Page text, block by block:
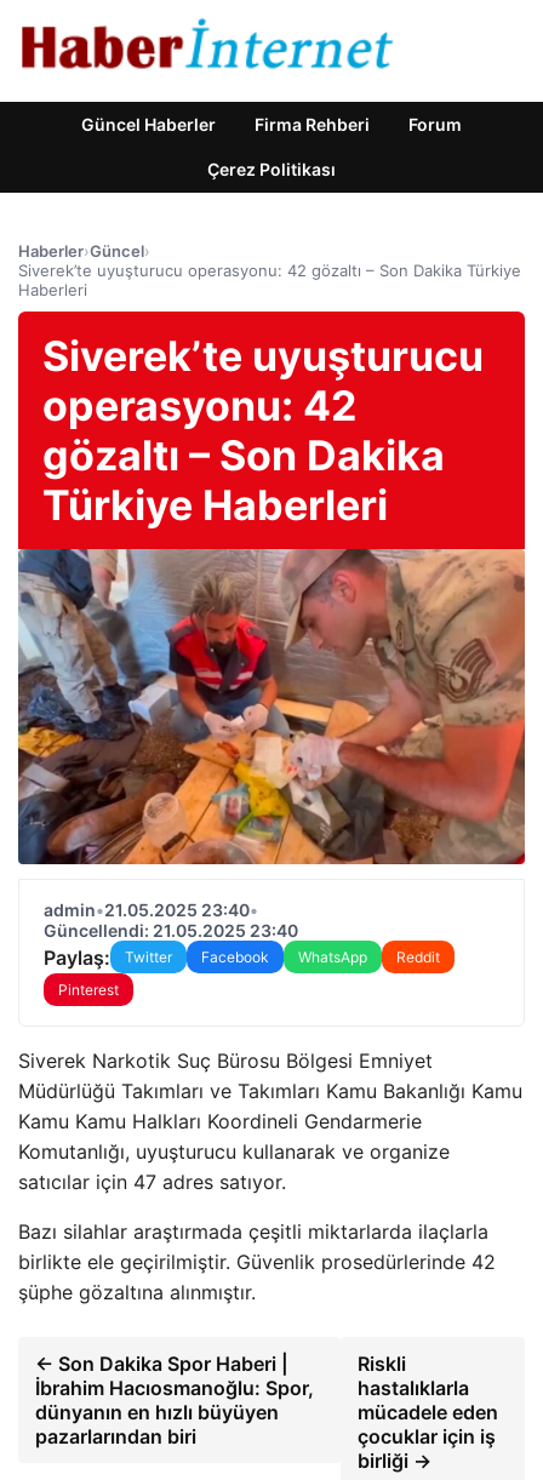
Güncel Haberler Firma Rehberi Forum
Çerez Politikası
Haberler›Güncel›
Siverek’te uyuşturucu operasyonu: 42 gözaltı – Son Dakika Türkiye
Haberleri
Siverek’te uyuşturucu
operasyonu: 42
gözaltı – Son Dakika
Türkiye Haberleri
admin•21.05.2025 23:40•
Güncellendi: 21.05.2025 23:40
Paylaş: Twitter Facebook WhatsApp
Reddit
Pinterest
Siverek Narkotik Suç Bürosu Bölgesi Emniyet
Müdürlüğü Takımları ve Takımları Kamu Bakanlığı Kamu
Kamu Kamu Halkları Koordineli Gendarmerie
Komutanlığı, uyuşturucu kullanarak ve organize
satıcılar için 47 adres satıyor.
Bazı silahlar araştırmada çeşitli miktarlarda ilaçlarla
birlikte ele geçirilmiştir. Güvenlik prosedürlerinde 42
şüphe gözaltına alınmıştır.
← Son Dakika Spor Haberi |
İbrahim Hacıosmanoğlu: Spor,
dünyanın en hızlı büyüyen
pazarlarından biri
Riskli
hastalıklarla
mücadele eden
çocuklar için iş
birliği →